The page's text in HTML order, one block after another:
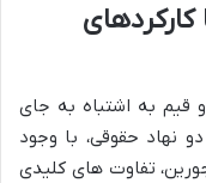
به اشتباه به جای
نهاد حقوقی، با وجود
تفاوت های کلیدی